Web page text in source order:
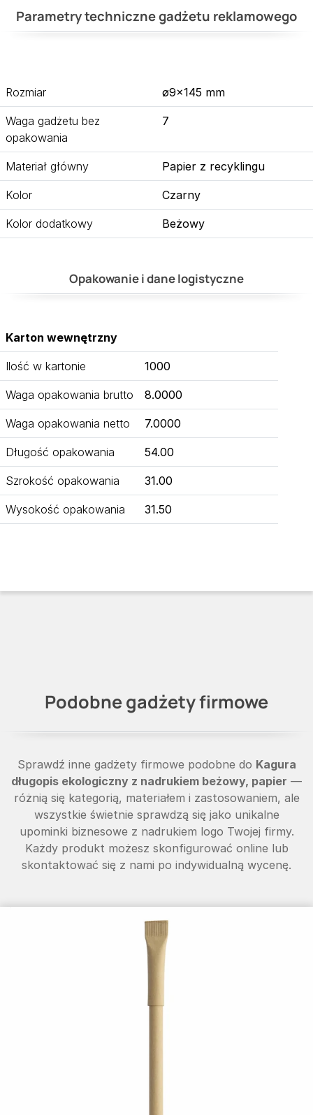
Parametry techniczne gadżetu reklamowego
Rozmiar ø9×145 mm
Waga gadżetu bez
opakowania
7
Materiał główny Papier z recyklingu
Kolor Czarny
Kolor dodatkowy Beżowy
Opakowanie i dane logistyczne
Karton wewnętrzny
Ilość w kartonie 1000
Waga opakowania brutto 8.0000
Waga opakowania netto 7.0000
Długość opakowania 54.00
Szrokość opakowania 31.00
Wysokość opakowania 31.50
Podobne gadżety firmowe
Sprawdź inne gadżety firmowe podobne do Kagura
długopis ekologiczny z nadrukiem beżowy, papier —
różnią się kategorią, materiałem i zastosowaniem, ale
wszystkie świetnie sprawdzą się jako unikalne
upominki biznesowe z nadrukiem logo Twojej firmy.
Każdy produkt możesz skonfigurować online lub
skontaktować się z nami po indywidualną wycenę.